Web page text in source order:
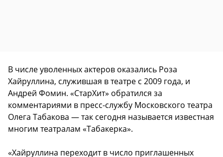
В числе уволенных актеров оказались Роза
Хайруллина, служившая в театре с 2009 года, и
Андрей Фомин. «СтарХит» обратился за
комментариями в пресс-службу Московского театра
Олега Табакова — так сегодня называется известная
многим театралам «Табакерка».
«Хайруллина переходит в число приглашенных